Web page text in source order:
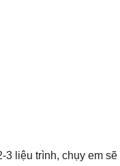
liệu trình, chụy em